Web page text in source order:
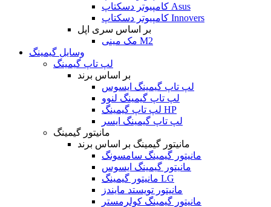
کامپیوتر دسکتاپ Asus
کامپیوتر دسکتاپ Innovers
بر اساس سری اپل
مک مینی M2
وسایل گیمینگ
لپ تاپ گیمینگ
بر اساس برند
لپ تاپ گیمینگ ایسوس
لپ تاپ گیمینگ لنوو
لپ تاپ گیمینگ HP
لپ تاپ گیمینگ ایسر
مانیتور گیمینگ
مانیتور گیمینگ بر اساس برند
مانیتور گیمینگ سامسونگ
مانیتور گیمینگ ایسوس
مانیتور گیمینگ LG
مانیتور تویستد مایندز
مانیتور گیمینگ کولرمستر